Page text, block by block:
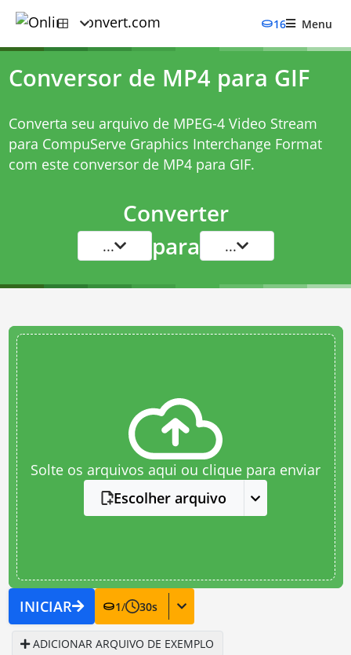
16 Menu
Conversor de MP4 para GIF
Converta seu arquivo de MPEG-4 Video Stream
para CompuServe Graphics Interchange Format
com este conversor de MP4 para GIF.
Converter
... para ...
Solte os arquivos aqui ou clique para enviar
Escolher arquivo
INICIAR 1/ 30s
ADICIONAR ARQUIVO DE EXEMPLO